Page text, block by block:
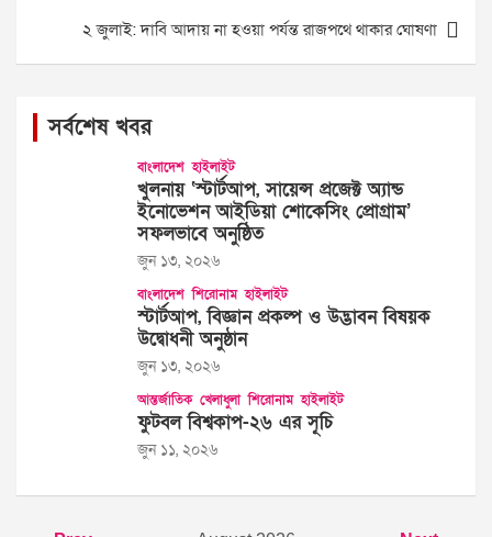
২ জুলাই: দাবি আদায় না হওয়া পর্যন্ত রাজপথে থাকার ঘোষণা
সর্বশেষ খবর
বাংলাদেশ হাইলাইট
খুলনায় ‘স্টার্টআপ, সায়েন্স প্রজেক্ট অ্যান্ড
ইনোভেশন আইডিয়া শোকেসিং প্রোগ্রাম’
সফলভাবে অনুষ্ঠিত
জুন ১৩, ২০২৬
বাংলাদেশ শিরোনাম হাইলাইট
স্টার্টআপ, বিজ্ঞান প্রকল্প ও উদ্ভাবন বিষয়ক
উদ্বোধনী অনুষ্ঠান
জুন ১৩, ২০২৬
আন্তর্জাতিক খেলাধুলা শিরোনাম হাইলাইট
ফুটবল বিশ্বকাপ-২৬ এর সূচি
জুন ১১, ২০২৬